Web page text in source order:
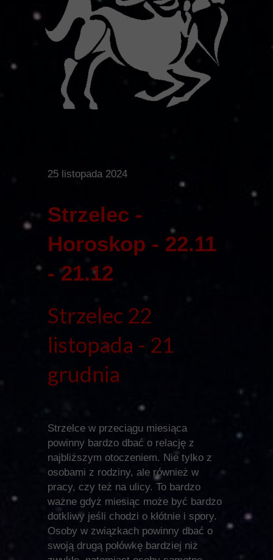
25 listopada 2024
Strzelec -
Horoskop - 22.11
- 21.12
Strzelec 22
listopada - 21
grudnia
Strzelce w przeciągu miesiąca
powinny bardzo dbać o relację z
najbliższym otoczeniem. Nie tylko z
osobami z rodziny, ale również w
pracy, czy też na ulicy. To bardzo
ważne gdyż miesiąc może być bardzo
dotkliwy jeśli chodzi o kłótnie i spory.
Osoby w związkach powinny dbać o
swoją drugą połówkę bardziej niż